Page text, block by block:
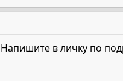
в личку по